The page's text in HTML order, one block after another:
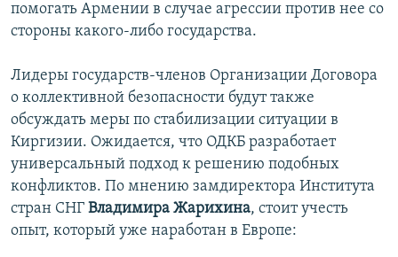
помогать Армении в случае агрессии против нее со
стороны какого-либо государства.
Лидеры государств-членов Организации Договора
о коллективной безопасности будут также
обсуждать меры по стабилизации ситуации в
Киргизии. Ожидается, что ОДКБ разработает
универсальный подход к решению подобных
конфликтов. По мнению замдиректора Института
стран СНГ Владимира Жарихина, стоит учесть
опыт, который уже наработан в Европе: